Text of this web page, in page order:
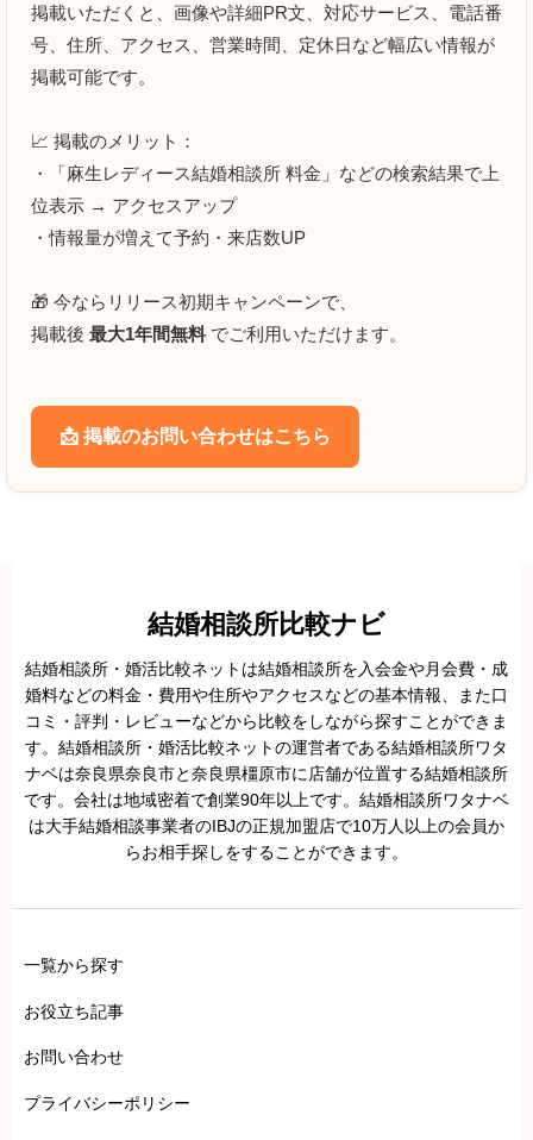
当サイトの口コミ投稿は、実際にサービスをご利用いただいた方の体
虚偽の投稿、関係者による自作自演、評価を誘導する行為などは、景
品表示法やステマ規制の対象となり、法的リスクを伴う場合がありま
す。
不正が疑われる場合は投稿を削除し、必要に応じて情報開示請求など
法令に基づいた対応を行うことがあります。
掲載いただくと、画像や詳細PR文、対応サービス、電話番
号、住所、アクセス、営業時間、定休日など幅広い情報が
掲載可能です。
📈 掲載のメリット：
・「麻生レディース結婚相談所 料金」などの検索結果で上
位表示 → アクセスアップ
・情報量が増えて予約・来店数UP
🎁 今ならリリース初期キャンペーンで、
掲載後 最大1年間無料 でご利用いただけます。
📩 掲載のお問い合わせはこちら
結婚相談所比較ナビ
結婚相談所・婚活比較ネットは結婚相談所を入会金や月会費・成
婚料などの料金・費用や住所やアクセスなどの基本情報、また口
コミ・評判・レビューなどから比較をしながら探すことができま
す。結婚相談所・婚活比較ネットの運営者である結婚相談所ワタ
ナベは奈良県奈良市と奈良県橿原市に店舗が位置する結婚相談所
です。会社は地域密着で創業90年以上です。結婚相談所ワタナベ
は大手結婚相談事業者のIBJの正規加盟店で10万人以上の会員か
らお相手探しをすることができます。
一覧から探す
お役立ち記事
お問い合わせ
プライバシーポリシー